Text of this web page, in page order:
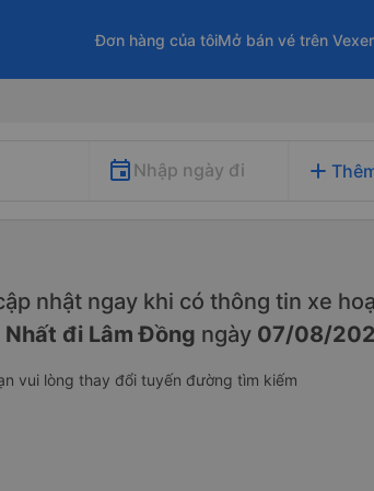
Đơn hàng của tôiMở bán vé trên
Nhập ngày đi add
nhật ngay khi có thông tin xe
Nhất đi Lâm Đồng ngày 07/08/
vui lòng thay đổi tuyến đường tìm kiếm